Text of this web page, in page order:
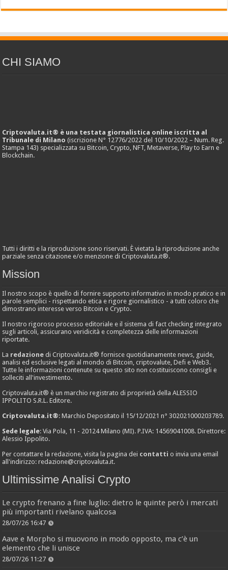
CHI SIAMO
Criptovaluta.it® è una testata giornalistica online iscritta al
Tribunale di Milano (iscrizione N° 12776/2022 del 10/10/2022 – Num. Reg.
Stampa 143) specializzata su Bitcoin, Crypto, NFT, Metaverse, Play to Earn e
Blockchain.
Tutti i diritti e la riproduzione sono riservati. È vietata la riproduzione anche
parziale senza citazione e/o menzione di Criptovaluta.it®.
Mission
Il nostro scopo è quello di fornire supporto informativo in modo pratico e in
parole semplici - rispettando etica e rigore giornalistico - a tutti coloro che
dimostrano interesse verso Bitcoin e Crypto.
Il nostro rigoroso processo editoriale e il sistema di fact checking integrato
sugli articoli, assicurano veridicità e completezza delle informazioni
riportate.
La redazione di Criptovaluta.it® fornisce quotidianamente news, guide,
analisi ed esclusive legati al mondo di Bitcoin, criptovalute, Defi e Web3.
Tutte le informazioni contenute su questo sito non costituiscono consigli e
solleciti all'investimento.
Criptovaluta.it® è un marchio registrato di proprietà della ALESSIO
IPPOLITO S.R.L. Editore.
Criptovaluta.it®: Marchio Depositato il 15/12/2021 n° 302021000203789.
Sede legale: Via Pola, 11 - 20124 Milano (MI). P.IVA: 14569041008. Direttore:
Alessio Ippolito.
Per contattare la redazione, visita la pagina dei contatti o invia una email
all'indirizzo:redazione@criptovaluta.it.
Ultimissime Analisi Crypto
Le crypto frenano a fine luglio: dietro le quinte però i mercati
più importanti rivelano qualcosa
28/07/26 16:47
Aave e Morpho si muovono in modo opposto, ma c’è un
elemento che li unisce
28/07/26 11:27